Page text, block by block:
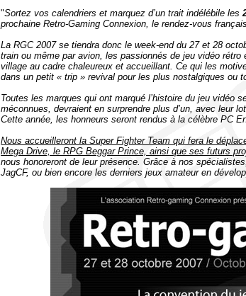
"Sortez vos calendriers et marquez d’un trait indélébile les
prochaine Retro-Gaming Connexion, le rendez-vous
La RGC 2007 se tiendra donc le week-end du 27 et 28
train ou même par avion, les passionnés de jeu vidéo
village au cadre chaleureux et accueillant. Ce qui les
dans un petit « trip » revival pour les plus nostalgiques ou
Toutes les marques qui ont marqué l’histoire du jeu vidéo
méconnues, devraient en surprendre plus d’un, avec leur
Cette année, les honneurs seront rendus à la célèbre PC
Nous accueilleront la Super Fighter Team qui fera le
Mega Drive, le RPG Beggar Prince, ainsi que ses futurs
nous honoreront de leur présence. Grâce à nos
JagCF, ou bien encore les derniers jeux amateur en